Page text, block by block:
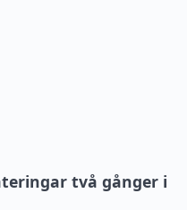
två gånger i